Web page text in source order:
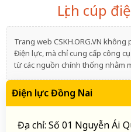
Lịch cúp
Trang web CSKH.ORG.VN
Điện lực, mà chỉ cung cấp công
từ các nguồn chính thống nhằm
Điện lực Đồng Nai
Địa chỉ: Số 01 Nguyễn Ái